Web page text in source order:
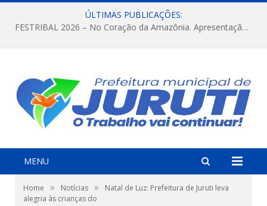
ÚLTIMAS PUBLICAÇÕES:
FESTRIBAL 2026 – No Coração da Amazônia. Apresentação da Munduruku.
MENU
Home » Notícias »
Natal de Luz: Prefeitura de Juruti leva
alegria às crianças do